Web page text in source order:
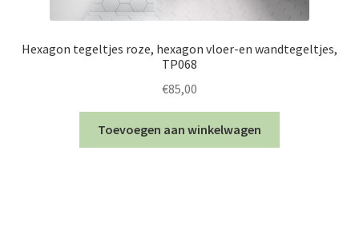
Hexagon tegeltjes roze, hexagon vloer-en wandtegeltjes,
TP068
€85,00
Toevoegen aan winkelwagen